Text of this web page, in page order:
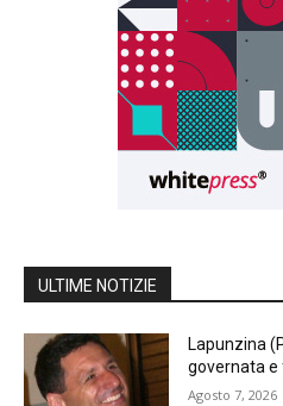
ULTIME NOTIZIE
Lapunzina
governata
Agosto 7, 2026